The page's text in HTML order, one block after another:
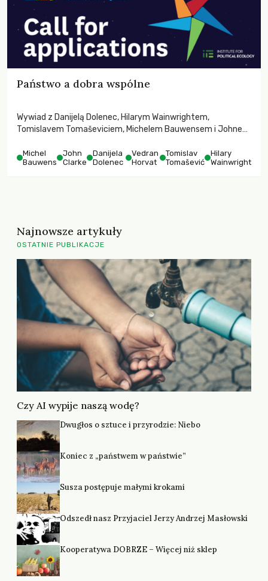
Państwo a dobra wspólne
Wywiad z Danijelą Dolenec, Hilarym Wainwrightem,
Tomislavem Tomaševiciem, Michelem Bauwensem i Johnem
Michel
Bauwens
John
Clarke
Danijela
Dolenec
Vedran
Horvat
Tomislav
Tomašević
Hilary
Wainwright
Najnowsze artykuły
OSTATNIE PUBLIKACJE
Czy AI wypije naszą wodę?
Dwugłos o sztuce i przyrodzie: Niebo
Koniec z „państwem w państwie”
Susza postępuje małymi krokami
Odszedł nasz Przyjaciel Jerzy Andrzej Masłowski
Kooperatywa DOBRZE – Więcej niż sklep